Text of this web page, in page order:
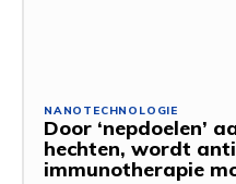
NANOTECHNOLOGIE
Door ‘nepdoelen’
hechten, wordt
immunotherapie